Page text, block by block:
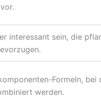
interessant sein, die
Formeln,
werden.